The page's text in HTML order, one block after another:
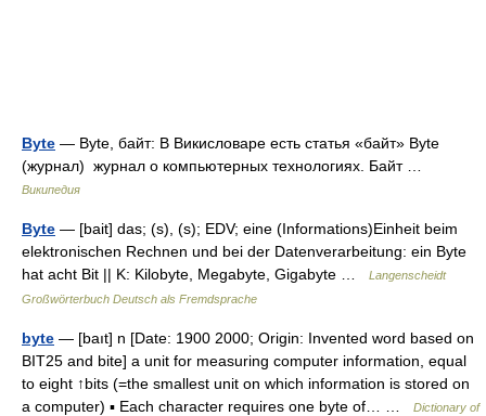
Byte — Byte, байт: В Викисловаре есть статья «байт» Byte
(журнал) журнал о компьютерных технологиях. Байт …
Википедия
Byte — [bait] das; (s), (s); EDV; eine (Informations)Einheit beim
elektronischen Rechnen und bei der Datenverarbeitung: ein Byte
hat acht Bit || K: Kilobyte, Megabyte, Gigabyte …
Langenscheidt
Großwörterbuch Deutsch als Fremdsprache
byte — [baıt] n [Date: 1900 2000; Origin: Invented word based on
BIT25 and bite] a unit for measuring computer information, equal
to eight ↑bits (=the smallest unit on which information is stored on
a computer) ▪ Each character requires one byte of… …
Dictionary of